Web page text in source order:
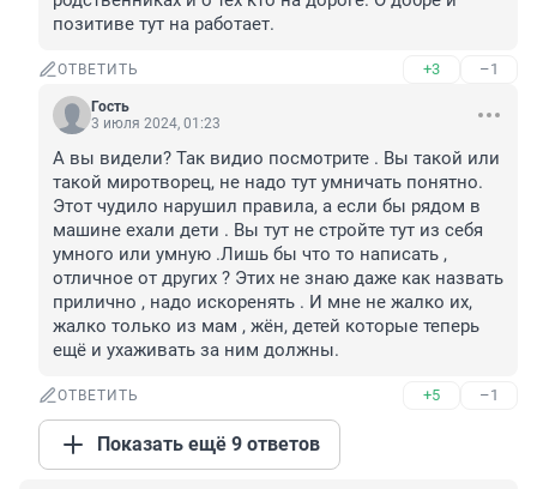
позитиве тут на работает.
ОТВЕТИТЬ +3 –1
Гость
3 июля 2024, 01:23
А вы видели? Так видио посмотрите . Вы такой или
такой миротворец, не надо тут умничать понятно.
Этот чудило нарушил правила, а если бы рядом в
машине ехали дети . Вы тут не стройте тут из себя
умного или умную .Лишь бы что то написать ,
отличное от других ? Этих не знаю даже как назвать
прилично , надо искоренять . И мне не жалко их,
жалко только из мам , жён, детей которые теперь
ещё и ухаживать за ним должны.
ОТВЕТИТЬ +5 –1
Показать ещё 9 ответов